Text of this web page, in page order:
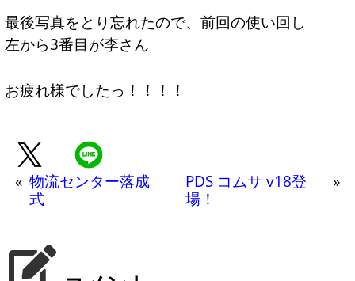
最後写真をとり忘れたので、前回の使い回し
左から3番目が李さん
お疲れ様でしたっ！！！！
« 物流センター落成
式
PDS コムサ v18登
場！
»